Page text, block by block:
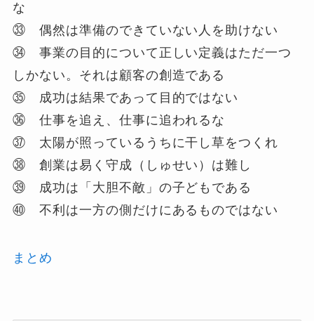
な
㉝ 偶然は準備のできていない人を助けない
㉞ 事業の目的について正しい定義はただ一つ
しかない。それは顧客の創造である
㉟ 成功は結果であって目的ではない
㊱ 仕事を追え、仕事に追われるな
㊲ 太陽が照っているうちに干し草をつくれ
㊳ 創業は易く守成（しゅせい）は難し
㊴ 成功は「大胆不敵」の子どもである
㊵ 不利は一方の側だけにあるものではない
まとめ